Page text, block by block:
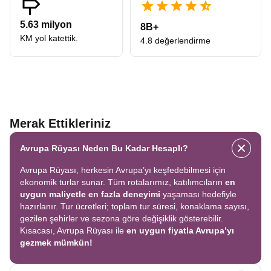
5.63 milyon
KM yol katettik.
8B+
4.8 değerlendirme
Merak Ettikleriniz
Avrupa Rüyası Neden Bu Kadar Hesaplı?
Avrupa Rüyası, herkesin Avrupa’yı keşfedebilmesi için
ekonomik turlar sunar. Tüm rotalarımız, katılımcıların en
uygun maliyetle en fazla deneyimi yaşaması hedefiyle
hazırlanır. Tur ücretleri; toplam tur süresi, konaklama sayısı,
gezilen şehirler ve sezona göre değişiklik gösterebilir.
Kısacası, Avrupa Rüyası ile en uygun fiyatla Avrupa’yı
gezmek mümkün!